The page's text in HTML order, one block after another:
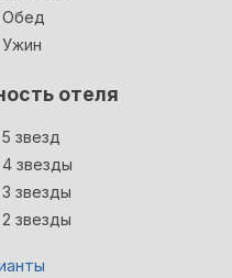
Обед
Ужин
отеля
5 звезд
4 звезды
3 звезды
2 звезды